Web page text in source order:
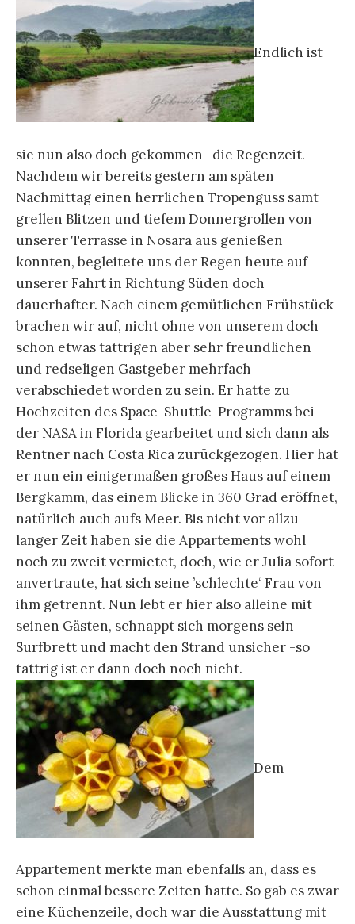
Endlich ist
sie nun also doch gekommen -die Regenzeit.
Nachdem wir bereits gestern am späten
Nachmittag einen herrlichen Tropenguss samt
grellen Blitzen und tiefem Donnergrollen von
unserer Terrasse in Nosara aus genießen
konnten, begleitete uns der Regen heute auf
unserer Fahrt in Richtung Süden doch
dauerhafter. Nach einem gemütlichen Frühstück
brachen wir auf, nicht ohne von unserem doch
schon etwas tattrigen aber sehr freundlichen
und redseligen Gastgeber mehrfach
verabschiedet worden zu sein. Er hatte zu
Hochzeiten des Space-Shuttle-Programms bei
der NASA in Florida gearbeitet und sich dann als
Rentner nach Costa Rica zurückgezogen. Hier hat
er nun ein einigermaßen großes Haus auf einem
Bergkamm, das einem Blicke in 360 Grad eröffnet,
natürlich auch aufs Meer. Bis nicht vor allzu
langer Zeit haben sie die Appartements wohl
noch zu zweit vermietet, doch, wie er Julia sofort
anvertraute, hat sich seine ’schlechte‘ Frau von
ihm getrennt. Nun lebt er hier also alleine mit
seinen Gästen, schnappt sich morgens sein
Surfbrett und macht den Strand unsicher -so
tattrig ist er dann doch noch nicht.
Dem
Appartement merkte man ebenfalls an, dass es
schon einmal bessere Zeiten hatte. So gab es zwar
eine Küchenzeile, doch war die Ausstattung mit